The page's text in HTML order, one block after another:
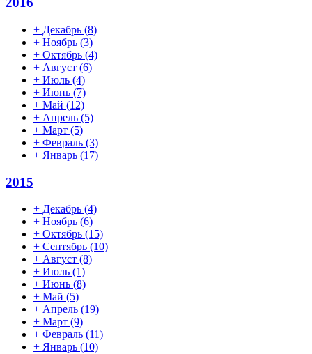
+ Декабрь (8)
+ Ноябрь (3)
+ Октябрь (4)
+ Август (6)
+ Июль (4)
+ Июнь (7)
+ Май (12)
+ Апрель (5)
+ Март (5)
+ Февраль (3)
+ Январь (17)
2015
+ Декабрь (4)
+ Ноябрь (6)
+ Октябрь (15)
+ Сентябрь (10)
+ Август (8)
+ Июль (1)
+ Июнь (8)
+ Май (5)
+ Апрель (19)
+ Март (9)
+ Февраль (11)
+ Январь (10)